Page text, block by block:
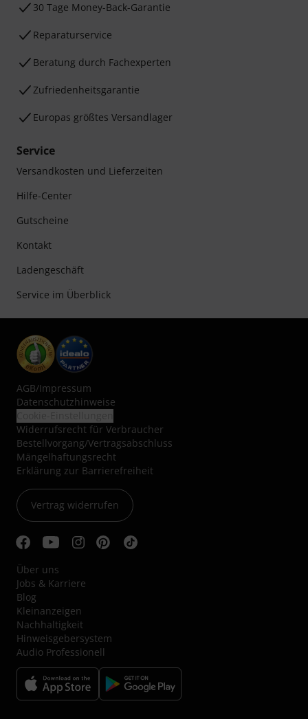
30 Tage Money-Back-Garantie
Reparaturservice
Beratung durch Fachexperten
Zufriedenheitsgarantie
Europas größtes Versandlager
Service
Versandkosten und Lieferzeiten
Hilfe-Center
Gutscheine
Kontakt
Ladengeschäft
Service im Überblick
AGB/Impressum
Datenschutzhinweise
Widerrufsrecht für Verbraucher
Bestellvorgang/Vertragsabschluss
Mängelhaftungsrecht
Erklärung zur Barrierefreiheit
Vertrag widerrufen
Über uns
Jobs & Karriere
Blog
Kleinanzeigen
Nachhaltigkeit
Hinweisgebersystem
Audio Professionell